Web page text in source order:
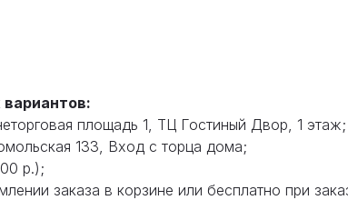
площадь 1, ТЦ Гостиный Двор, 1 этаж;
133, Вход с торца дома;
р.);
заказа в корзине или бесплатно при